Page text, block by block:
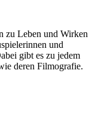
zu Leben und Wirken
und
gibt es zu jedem
deren Filmografie.